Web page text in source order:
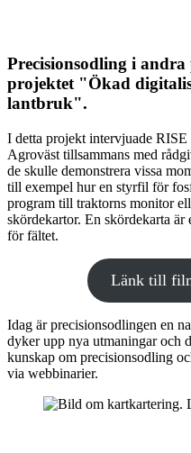
Precisionsodling i
projektet "Ökad
lantbruk".
I detta projekt intervjuade
Agroväst tillsammans med
de skulle demonstrera vissa
till exempel hur en styrfil för
program till traktorns monitor
skördekartor. En skördekarta är
för fältet.
Länk till
Idag är precisionsodlingen en
dyker upp nya utmaningar och
kunskap om precisionsodling
via webbinarier.